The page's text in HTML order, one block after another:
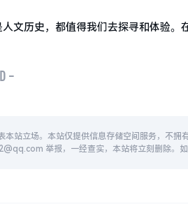
文历史，都值得我们去探寻和体验。
-
站立场。本站仅提供信息存储空间服务，不拥
举报，一经查实，本站将立刻删除。